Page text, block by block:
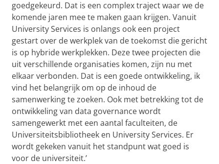
goedgekeurd. Dat is een complex traject waar we de
komende jaren mee te maken gaan krijgen. Vanuit
University Services is onlangs ook een project
gestart over de werkplek van de toekomst die gericht
is op hybride werkplekken. Deze twee projecten die
uit verschillende organisaties komen, zijn nu met
elkaar verbonden. Dat is een goede ontwikkeling, ik
vind het belangrijk om op de inhoud de
samenwerking te zoeken. Ook met betrekking tot de
ontwikkeling van data governance wordt
samengewerkt met een aantal faculteiten, de
Universiteitsbibliotheek en University Services. Er
wordt gekeken vanuit het standpunt wat goed is
voor de universiteit.’